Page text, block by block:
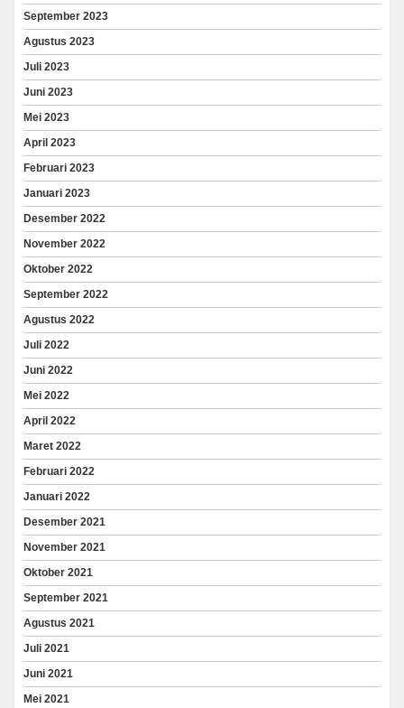
September 2023
Agustus 2023
Juli 2023
Juni 2023
Mei 2023
April 2023
Februari 2023
Januari 2023
Desember 2022
November 2022
Oktober 2022
September 2022
Agustus 2022
Juli 2022
Juni 2022
Mei 2022
April 2022
Maret 2022
Februari 2022
Januari 2022
Desember 2021
November 2021
Oktober 2021
September 2021
Agustus 2021
Juli 2021
Juni 2021
Mei 2021